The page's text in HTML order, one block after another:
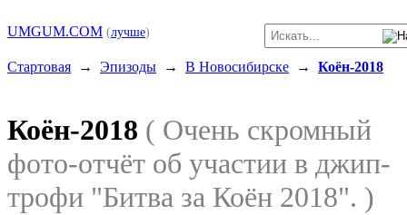
UMGUM.COM (лучше)
Стартовая → Эпизоды → В Новосибирске → Коён-2018
Коён-2018 ( Очень скромный
фото-отчёт об участии в джип-
трофи "Битва за Коён 2018". )